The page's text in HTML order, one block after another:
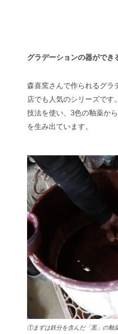
グラデーションの器ができ
森喜窯さんで作られるグラ
店でも人気のシリーズです
技法を使い、3色の釉薬か
を生み出ています。
①まずは鉄分を含んだ「黒」の釉